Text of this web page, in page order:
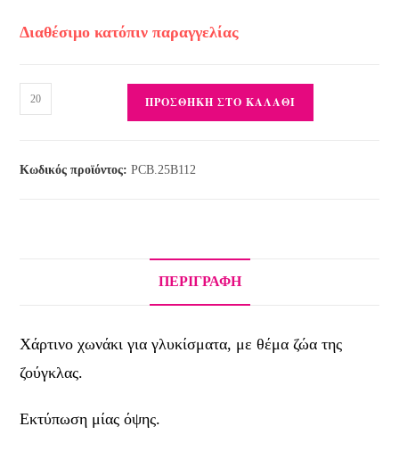
Διαθέσιμο κατόπιν παραγγελίας
ΠΡΟΣΘΉΚΗ ΣΤΟ ΚΑΛΆΘΙ
Κωδικός προϊόντος:PCB.25Β112
ΠΕΡΙΓΡΑΦΉ
Χάρτινο χωνάκι για γλυκίσματα, με θέμα ζώα της
ζούγκλας.
Εκτύπωση μίας όψης.